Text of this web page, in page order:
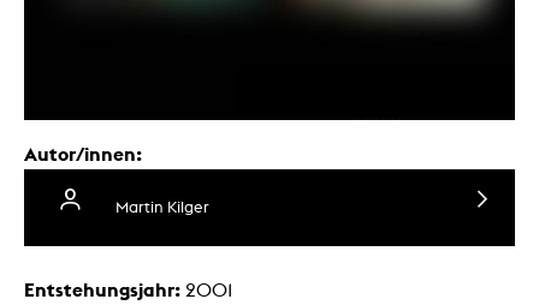
Autor/innen:
Martin Kilger
Entstehungsjahr: 2001